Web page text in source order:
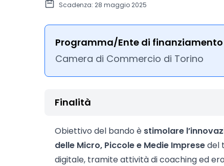
Scadenza: 28 maggio 2025
Programma/Ente di finanziamento
Camera di Commercio di Torino
Finalità
Obiettivo del bando è stimolare
delle Micro, Piccole e Medie Impresedel
digitale, tramite attività di coaching ed